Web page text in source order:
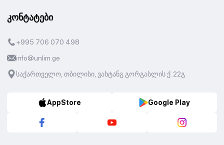
კონტატები
+995 706 070 498
info@unlim.ge
საქართველო, თბილისი, ვახტანგ გორგასლის ქ. 22გ
AppStore Google Play